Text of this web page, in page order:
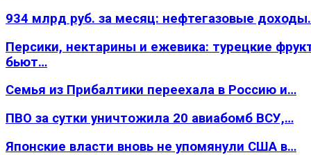
934 млрд руб. за месяц: нефтегазовые
Персики, нектарины и ежевика: турецкие
бьют…
Семья из Прибалтики переехала в Россию и…
ПВО за сутки уничтожила 20 авиабомб ВСУ,…
Японские власти вновь не упомянули США в…